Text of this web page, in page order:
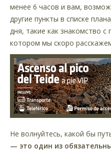
менее 6 часов и вам,
другие пункты в списке
дня, такие как знакомство
котором мы скоро
Не волнуйтесь, какой бы
— это один из